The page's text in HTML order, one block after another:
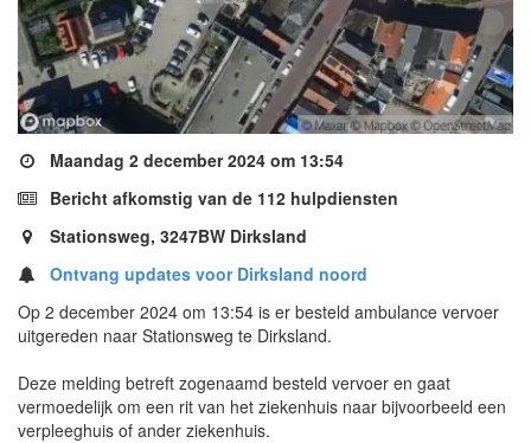
Maandag 2 december 2024 om 13:54
Bericht afkomstig van de 112 hulpdiensten
Stationsweg, 3247BW Dirksland
Ontvang updates voor Dirksland noord
Op 2 december 2024 om 13:54 is er besteld ambulance vervoer
uitgereden naar Stationsweg te Dirksland.
Deze melding betreft zogenaamd besteld vervoer en gaat
vermoedelijk om een rit van het ziekenhuis naar bijvoorbeeld een
verpleeghuis of ander ziekenhuis.